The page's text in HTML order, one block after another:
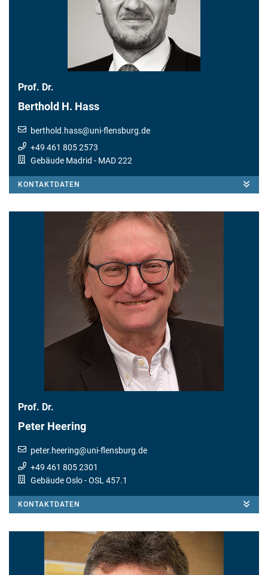
Prof. Dr.
Berthold H. Hass
berthold.hass@uni-flensburg.de
+49 461 805 2573
Gebäude Madrid - MAD 222
KONTAKTDATEN
Prof. Dr.
Peter Heering
peter.heering@uni-flensburg.de
+49 461 805 2301
Gebäude Oslo- OSL 457.1
KONTAKTDATEN